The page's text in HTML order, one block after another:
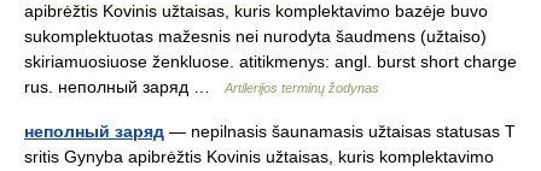
apibrėžtis Kovinis užtaisas, kuris komplektavimo bazėje buvo
sukomplektuotas mažesnis nei nurodyta šaudmens (užtaiso)
skiriamuosiuose ženkluose. atitikmenys: angl. burst short charge
rus. неполный заряд …
Artilerijos terminų žodynas
неполный заряд — nepilnasis šaunamasis užtaisas statusas T
sritis Gynyba apibrėžtis Kovinis užtaisas, kuris komplektavimo